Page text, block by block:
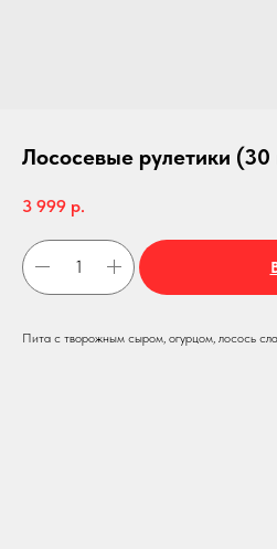
Лососевые рулетики
3 999 р.
Пита с творожным сыром, огурцом, лосось